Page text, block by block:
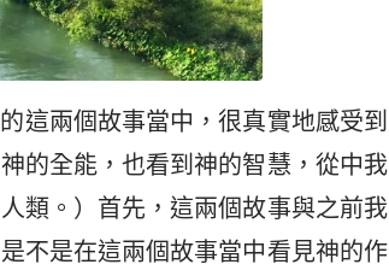
這兩個故事當中，很真實地感受到
的全能，也看到神的智慧，從中我
類。）首先，這兩個故事與之前我
不是在這兩個故事當中看見神的作